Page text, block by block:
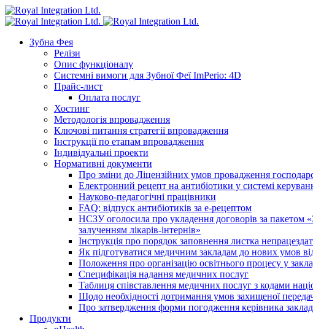
Зубна Фея
Релізи
Опис функціоналу
Системні вимоги для Зубної Феї ImPerio: 4D
Прайс-лист
Оплата послуг
Хостинг
Методологія впровадження
Ключові питання стратегії впровадження
Інструкції по етапам впровадження
Індивідуальні проекти
Нормативні документи
Про зміни до Ліцензійних умов провадження
Електронний рецепт на антибіотики у системі
Науково-педагогічні працівники
FAQ: відпуск антибіотиків за е-рецептом
НСЗУ оголосила про укладення договорів за пакетом
залученням лікарів-інтернів»
Інструкція про порядок заповнення листка
Як підготуватися медичним закладам до нових умов
Положення про організацію освітнього процесу у
Специфікація надання медичних послуг
Таблиця співставлення медичних послуг з кодами
Щодо необхідності дотримання умов захищеної
Про затвердження форми погодження керівника
Продукти